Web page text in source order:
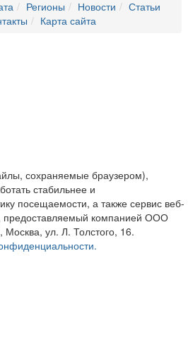
Регионы Новости
Статьи
Карта сайта
сохраняемые браузером),
стабильнее и
посещаемости, а также сервис веб-
предоставляемый компанией ООО
ул. Л. Толстого, 16.